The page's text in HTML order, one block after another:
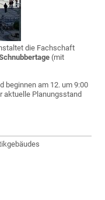
die Fachschaft
(mit
beginnen am 12. um 9:00
aktuelle Planungsstand